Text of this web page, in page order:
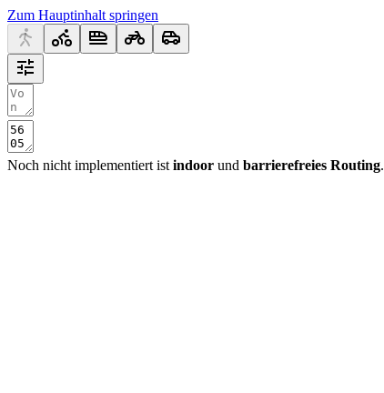
Zum Hauptinhalt springen
Noch nicht implementiert ist indoor und barrierefreies Routing.